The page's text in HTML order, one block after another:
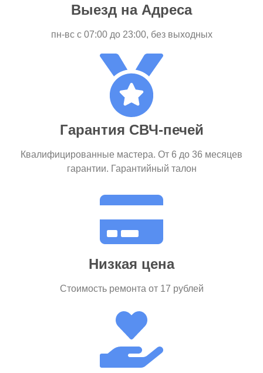
Выезд на Адреса
пн-вс c 07:00 до 23:00, без выходных
Гарантия СВЧ-печей
Квалифицированные мастера. От 6 до 36 месяцев
гарантии. Гарантийный талон
Низкая цена
Стоимость ремонта от 17 рублей